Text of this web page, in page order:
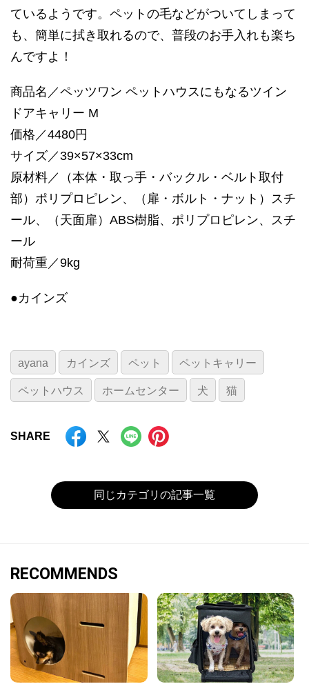
ているようです。ペットの毛などがついてしまって
も、簡単に拭き取れるので、普段のお手入れも楽ち
んですよ！
商品名／ペッツワン ペットハウスにもなるツイン
ドアキャリー M
価格／4480円
サイズ／39×57×33cm
原材料／（本体・取っ手・バックル・ベルト取付
部）ポリプロピレン、（扉・ボルト・ナット）スチ
ール、（天面扉）ABS樹脂、ポリプロピレン、スチ
ール
耐荷重／9kg
●カインズ
ayana カインズ ペット ペットキャリー
ペットハウス ホームセンター 犬 猫
SHARE
同じカテゴリの記事一覧
RECOMMENDS